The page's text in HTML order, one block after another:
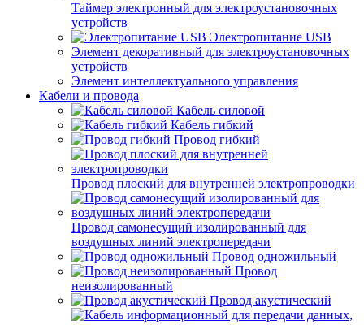
Таймер электронный для электроустановочных
устройств
Электропитание USB
Элемент декоративный для электроустановочных
устройств
Элемент интеллектуального управления
Кабели и провода
Кабель силовой
Кабель гибкий
Провод гибкий
Провод плоский для внутренней электропроводки
Провод самонесущий изолированный для
воздушных линий электропередачи
Провод одножильный
Провод
неизолированный
Провод акустический